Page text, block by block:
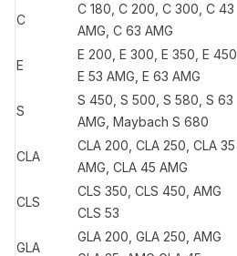
C
C 180, C 200, C 300, C 43
AMG, C 63 AMG
E
E 200, E 300, E 350, E 450,
E 53 AMG, E 63 AMG
S
S 450, S 500, S 580, S 63
AMG, Maybach S 680
CLA
CLA 200, CLA 250, CLA 35
AMG, CLA 45 AMG
CLS
CLS 350, CLS 450, AMG
CLS 53
GLA
GLA 200, GLA 250, AMG